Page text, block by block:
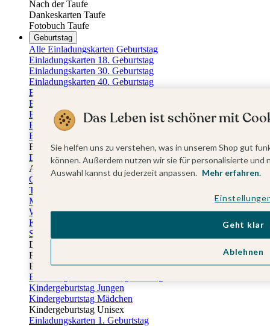
Nach der Taufe
Dankeskarten Taufe
Fotobuch Taufe
Geburtstag
Alle Einladungskarten Geburtstag
Einladungskarten 18. Geburtstag
Einladungskarten 30. Geburtstag
Einladungskarten 40. Geburtstag
Einladungskarten 50. Geburtstag
Einladungskarten 60. Geburtstag
Einladungskarten 70. Geburtstag
Einladungskarten 80. Geburtstag
Einladungskarten 90. Geburtstag
Für jedes Alter
Doppelgeburtstag Einladungen
Alle Geburtstagsextras
Gästebücher Geburtstag
Tischkarten Geburtstag
Menükarten Geburtstag
Weinetiketten Geburtstag
Kartenbox Geburtstag
Save the Date Karten
Dankeskarten Geburtstag
Fotobuch Geburtstag
Eventplattform
Einladungskarten Kindergeburtstag
Kindergeburtstag Jungen
Kindergeburtstag Mädchen
Kindergeburtstag Unisex
Einladungskarten 1. Geburtstag
Das Leben ist schöner mit
Sie helfen uns zu verstehen, was in unserem Shop gut
können. Außerdem nutzen wir sie für personalisierte
Auswahl kannst du jederzeit anpassen. Mehr erfahren.
Ablehnen
Geht klar